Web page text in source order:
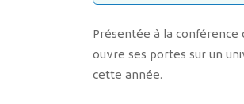
Présentée à la conférence
ouvre ses portes sur un
cette année.